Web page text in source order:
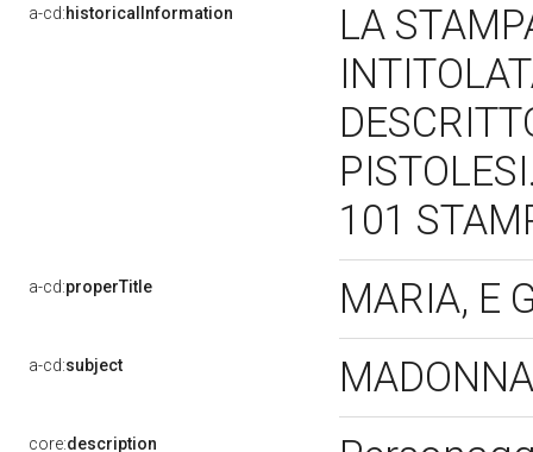
a-cd:historicalInformation
LA
101
a-cd:properTitle MARIA, E
a-cd:subject
core:description